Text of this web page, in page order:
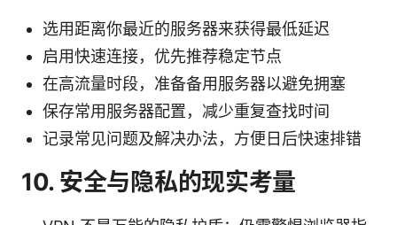
选用距离你最近的服务器来获得最低延迟
启用快速连接，优先推荐稳定节点
在高流量时段，准备备用服务器以避免拥塞
保存常用服务器配置，减少重复查找时间
记录常见问题及解决办法，方便日后快速排错
10. 安全与隐私的现实考量